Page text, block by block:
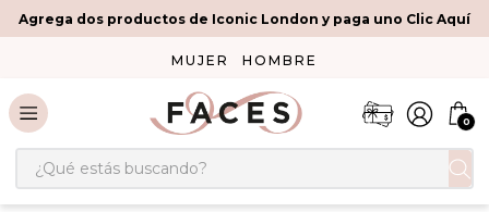
Agrega dos productos de Iconic London y paga uno Clic Aquí
MUJER HOMBRE
0
¿Qué estás buscando?